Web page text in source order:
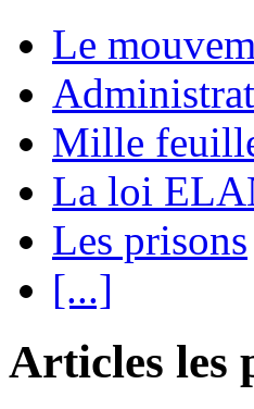
Le
Mille
La loi
Les prisons
[...]
Articles les